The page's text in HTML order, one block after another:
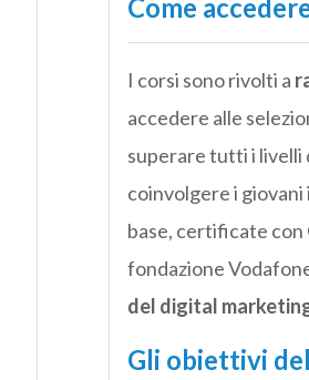
Come
I corsi sono rivolti a
accedere alle
superare tutti i livelli
coinvolgere i
base, certificate con
fondazione
del digital
Gli obiettivi